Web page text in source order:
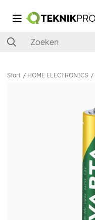
Start HOME ELECTRONICS